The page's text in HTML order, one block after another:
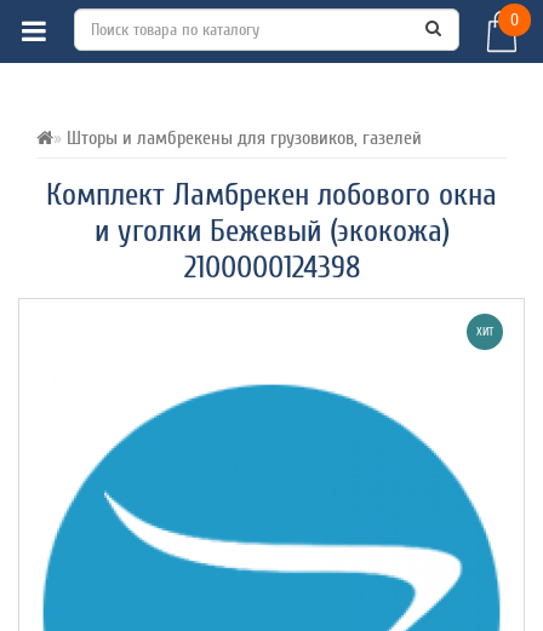
0
Шторы и ламбрекены для грузовиков, газелей
Комплект Ламбрекен лобового окна
и уголки Бежевый (экокожа)
2100000124398
ВСЕ О ТОВАРЕ ХАРАКТЕРИСТИКИ
ХИТ